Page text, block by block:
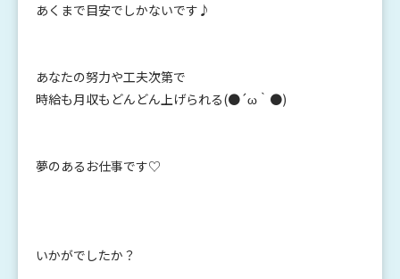
あくまで目安でしかないです♪
あなたの努力や工夫次第で
時給も月収もどんどん上げられる(●´ω｀●)
夢のあるお仕事です♡
いかがでしたか？